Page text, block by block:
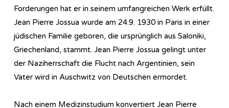
Forderungen hat er in seinem umfangreichen Werk erfüllt.
Jean Pierre Jossua wurde am 24.9. 1930 in Paris in einer
jüdischen Familie geboren, die ursprünglich aus Saloniki,
Griechenland, stammt. Jean Pierre Jossua gelingt unter
der Naziherrschaft die Flucht nach Argentinien, sein
Vater wird in Auschwitz von Deutschen ermordet.
Nach einem Medizinstudium konvertiert Jean Pierre